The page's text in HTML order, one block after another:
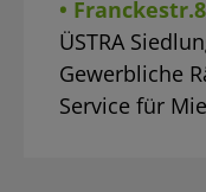
•
ÜSTRA
Gewerbliche
Service für